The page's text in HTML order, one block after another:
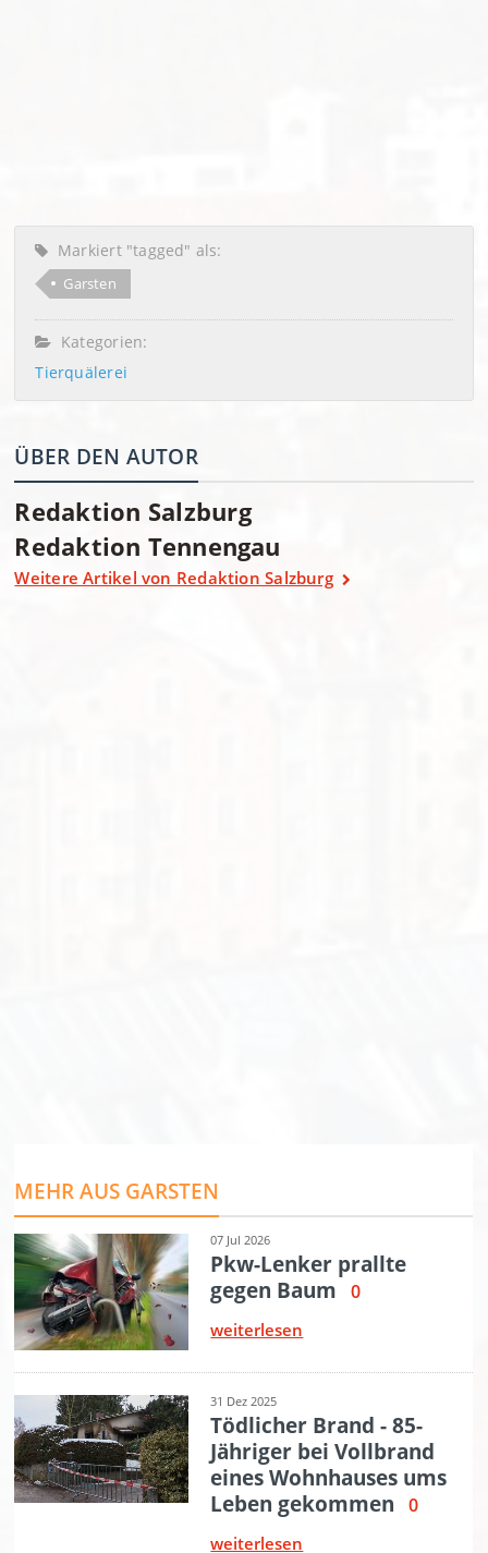
Markiert "tagged" als:
Garsten
Kategorien:
Tierquälerei
ÜBER DEN AUTOR
Redaktion Salzburg
Redaktion Tennengau
Weitere Artikel von Redaktion Salzburg